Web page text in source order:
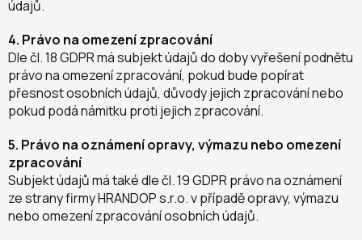
údajů.
4. Právo na omezení zpracování
Dle čl. 18 GDPR má subjekt údajů do doby vyřešení podnětu
právo na omezení zpracování, pokud bude popírat
přesnost osobních údajů, důvody jejich zpracování nebo
pokud podá námitku proti jejich zpracování.
5. Právo na oznámení opravy, výmazu nebo omezení
zpracování
Subjekt údajů má také dle čl. 19 GDPR právo na oznámení
ze strany firmy HRANDOP s.r.o. v případě opravy, výmazu
nebo omezení zpracování osobních údajů.